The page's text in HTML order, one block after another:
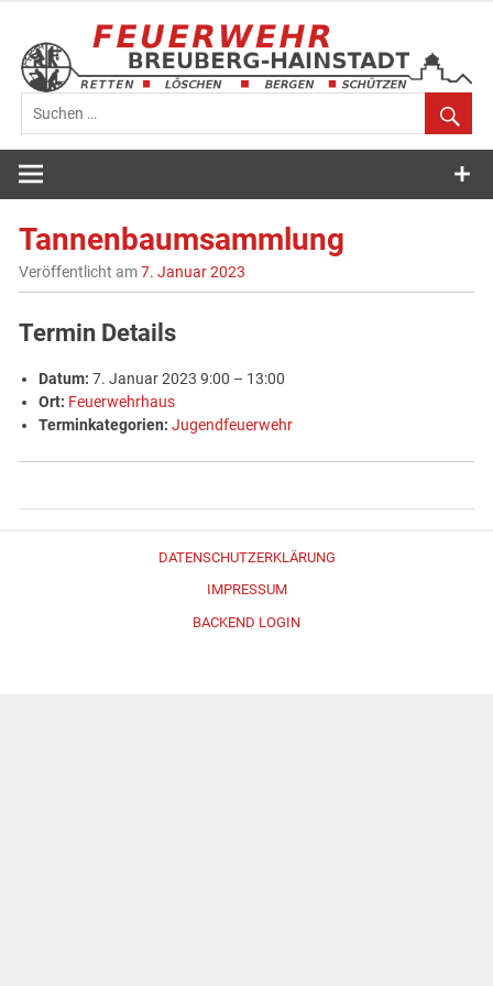
springen
Feuerwehr
Breuberg-
Hainstadt
Tannenbaumsammlung
Veröffentlicht am7. Januar 2023
Termin Details
Datum: 7. Januar 2023 9:00 – 13:00
Ort: Feuerwehrhaus
Terminkategorien: Jugendfeuerwehr
DATENSCHUTZERKLÄRUNG
IMPRESSUM
BACKEND LOGIN